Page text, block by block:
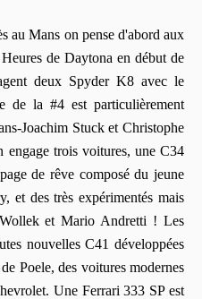
au Mans on pense d'abord aux
de Daytona en début de
deux Spyder K8 avec le
de la #4 est particulièrement
Joachim Stuck et Christophe
trois voitures, une C34
de rêve composé du jeune
et des très expérimentés mais
et Mario Andretti ! Les
nouvelles C41 développées
Poele, des voitures modernes
Une Ferrari 333 SP est